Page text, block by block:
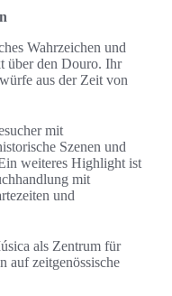
Wahrzeichen und
über den Douro. Ihr
aus der Zeit von
mit
Szenen und
weiteres Highlight ist
mit
und
als Zentrum für
auf zeitgenössische